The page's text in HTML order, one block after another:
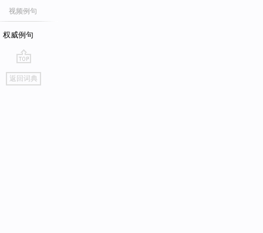
视频例句
权威例句
go
top
返回词典